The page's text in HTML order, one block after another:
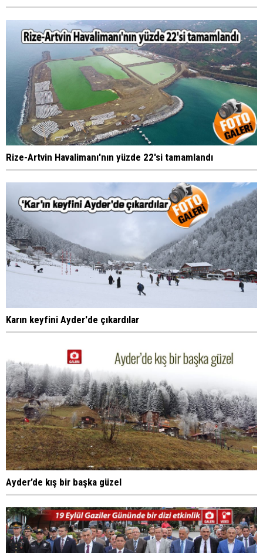
Rize-Artvin Havalimanı'nın yüzde 22'si tamamlandı
Karın keyfini Ayder'de çıkardılar
Ayder’de kış bir başka güzel